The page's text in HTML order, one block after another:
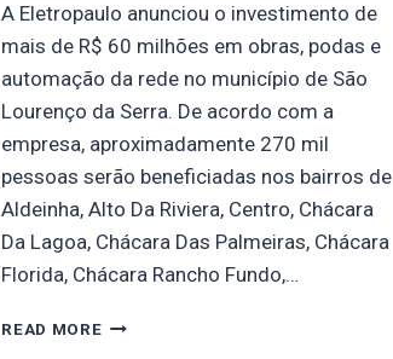
A Eletropaulo anunciou o investimento de
mais de R$ 60 milhões em obras, podas e
automação da rede no município de São
Lourenço da Serra. De acordo com a
empresa, aproximadamente 270 mil
pessoas serão beneficiadas nos bairros de
Aldeinha, Alto Da Riviera, Centro, Chácara
Da Lagoa, Chácara Das Palmeiras, Chácara
Florida, Chácara Rancho Fundo,…
READ MORE